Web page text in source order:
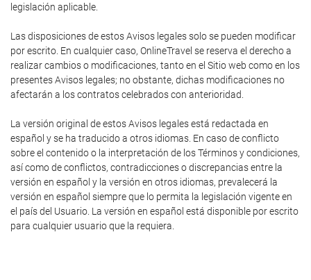
legislación aplicable.
Las disposiciones de estos Avisos legales solo se pueden modificar
por escrito. En cualquier caso, OnlineTravel se reserva el derecho a
realizar cambios o modificaciones, tanto en el Sitio web como en los
presentes Avisos legales; no obstante, dichas modificaciones no
afectarán a los contratos celebrados con anterioridad.
La versión original de estos Avisos legales está redactada en
español y se ha traducido a otros idiomas. En caso de conflicto
sobre el contenido o la interpretación de los Términos y condiciones,
así como de conflictos, contradicciones o discrepancias entre la
versión en español y la versión en otros idiomas, prevalecerá la
versión en español siempre que lo permita la legislación vigente en
el país del Usuario. La versión en español está disponible por escrito
para cualquier usuario que la requiera.